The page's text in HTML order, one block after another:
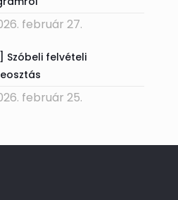
február 27.
Szóbeli felvételi
február 25.